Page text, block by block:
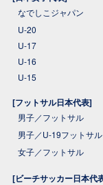
なでしこジャパン
U-20
U-17
U-16
U-15
[フットサル日本代表]
男子／フットサル
男子／U-19フットサル
女子／フットサル
[ビーチサッカー日本代